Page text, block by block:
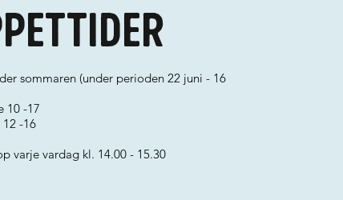
sommaren (under perioden 22 juni - 16
10 -17
-16
varje vardag kl. 14.00 - 15.30